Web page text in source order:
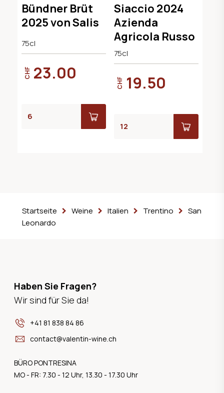
Graubünden
Bündner Brüt
2025 von Salis
75cl
CHF 23.00
Siaccio 2024
Azienda
Agricola Russo
75cl
CHF 19.50
Startseite Weine Italien Trentino
San
Leonardo
Haben Sie Fragen?
Wir sind für Sie da!
+41 81 838 84 86
contact@valentin-wine.ch
BÜRO PONTRESINA
MO - FR: 7.30 - 12 Uhr, 13.30 - 17.30 Uhr